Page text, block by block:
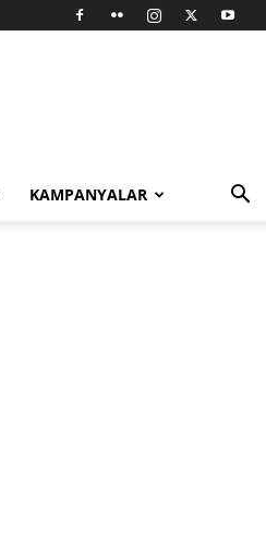
KAMPANYALAR